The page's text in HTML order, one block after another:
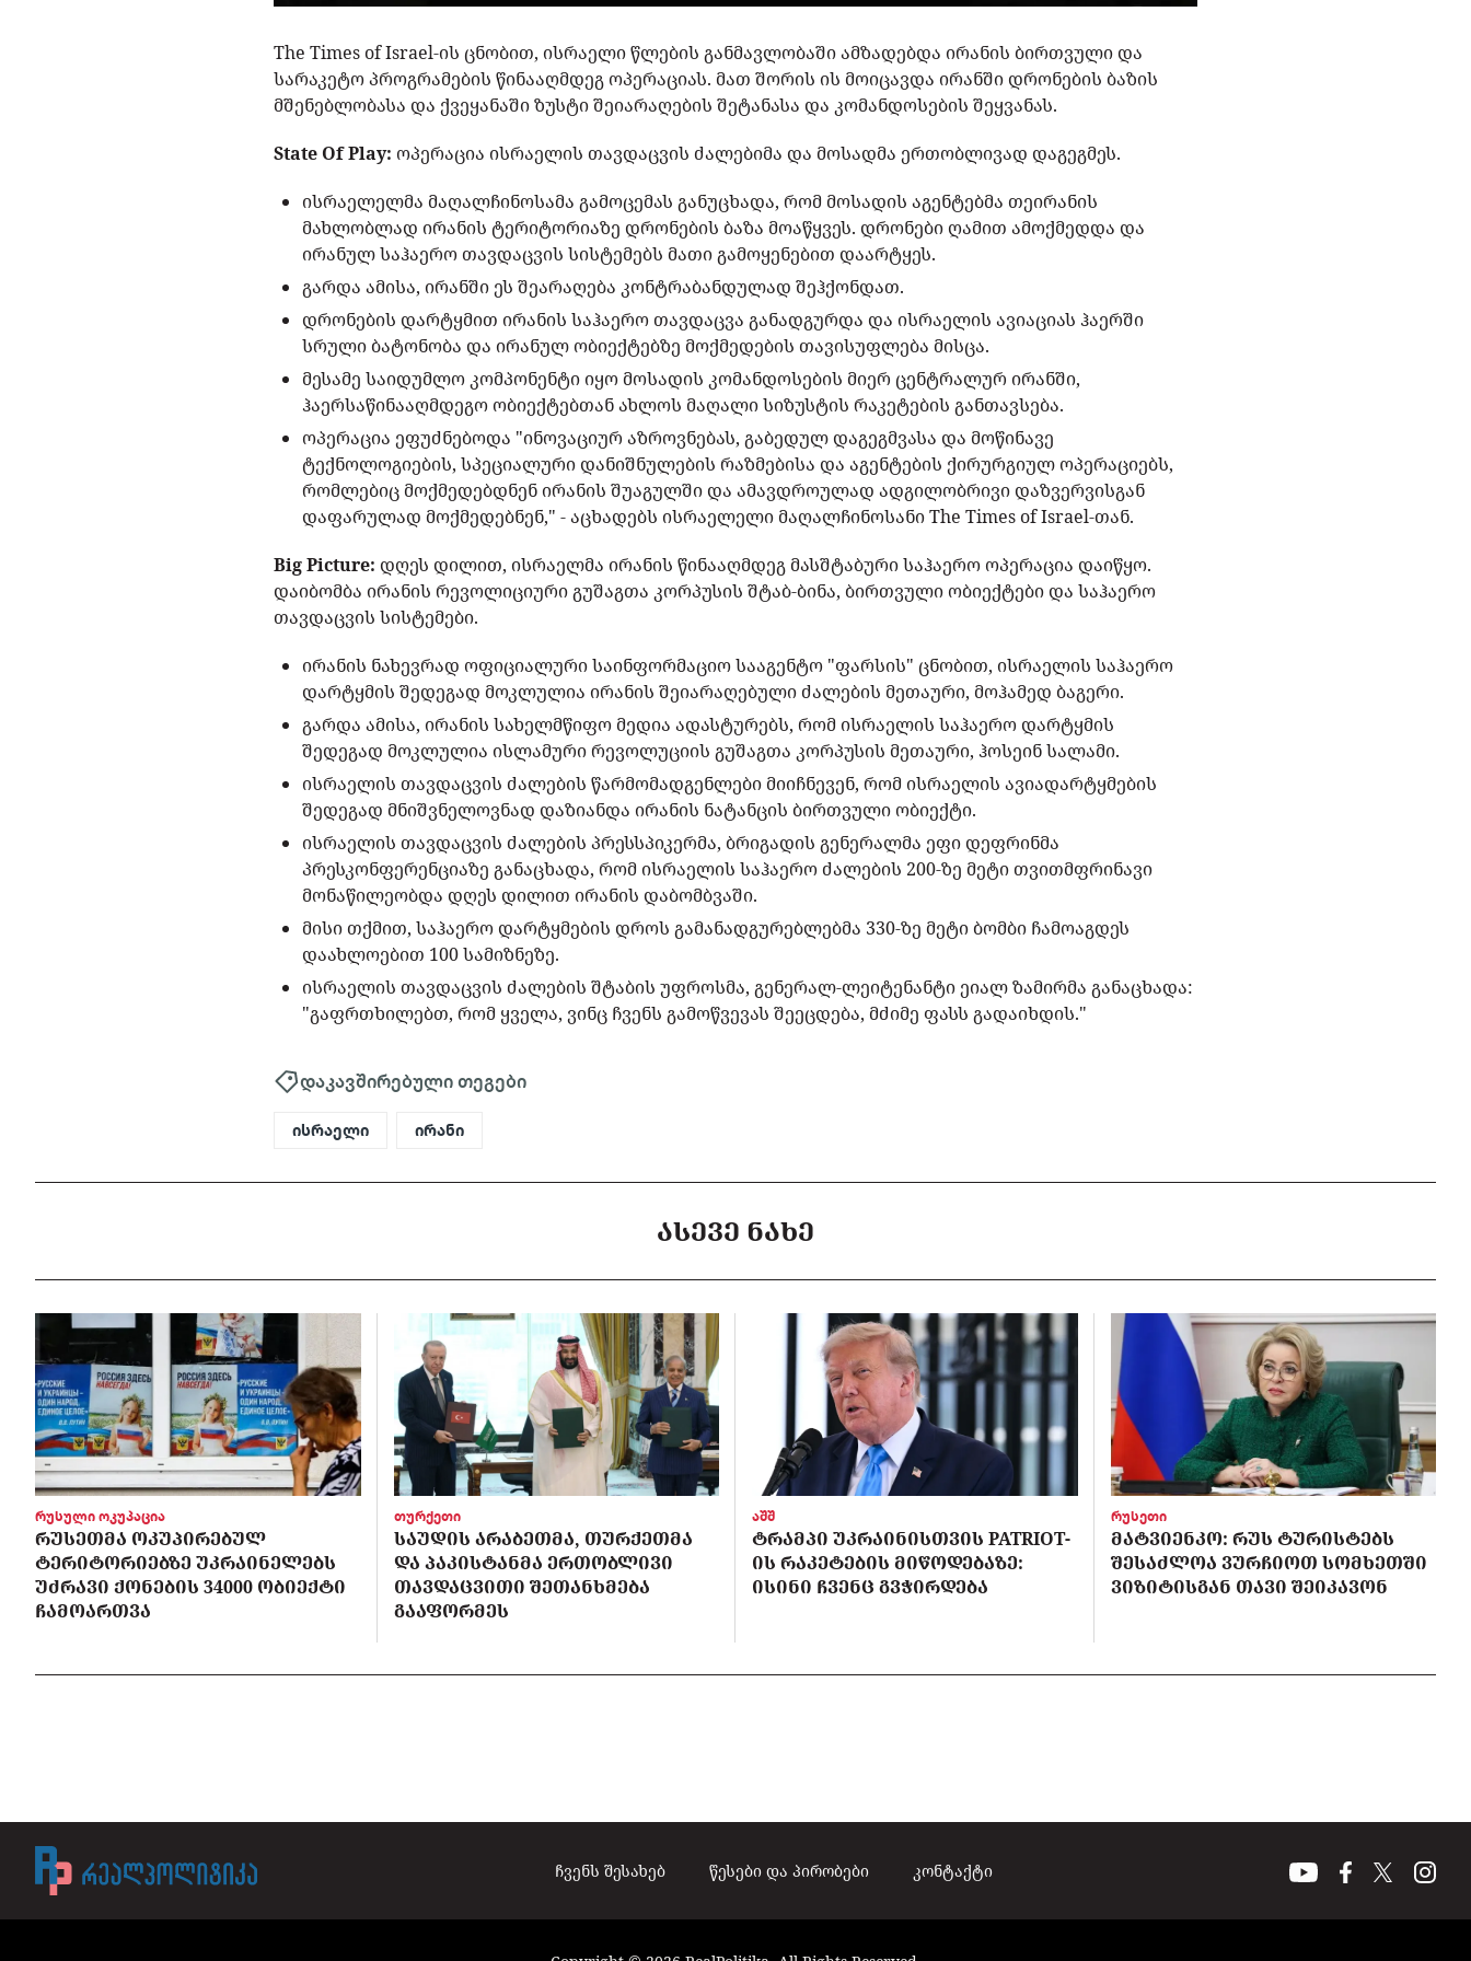
The Times of Israel-ის ცნობით, ისრაელი წლების განმავლობაში ამზადებდა ირანის ბირთვული და
სარაკეტო პროგრამების წინააღმდეგ ოპერაციას. მათ შორის ის მოიცავდა ირანში დრონების ბაზის
მშენებლობასა და ქვეყანაში ზუსტი შეიარაღების შეტანასა და კომანდოსების შეყვანას.
State Of Play: ოპერაცია ისრაელის თავდაცვის ძალებიმა და მოსადმა ერთობლივად დაგეგმეს.
ისრაელელმა მაღალჩინოსამა გამოცემას განუცხადა, რომ მოსადის აგენტებმა თეირანის
მახლობლად ირანის ტერიტორიაზე დრონების ბაზა მოაწყვეს. დრონები ღამით ამოქმედდა და
ირანულ საჰაერო თავდაცვის სისტემებს მათი გამოყენებით დაარტყეს.
გარდა ამისა, ირანში ეს შეარაღება კონტრაბანდულად შეჰქონდათ.
დრონების დარტყმით ირანის საჰაერო თავდაცვა განადგურდა და ისრაელის ავიაციას ჰაერში
სრული ბატონობა და ირანულ ობიექტებზე მოქმედების თავისუფლება მისცა.
მესამე საიდუმლო კომპონენტი იყო მოსადის კომანდოსების მიერ ცენტრალურ ირანში,
ჰაერსაწინააღმდეგო ობიექტებთან ახლოს მაღალი სიზუსტის რაკეტების განთავსება.
ოპერაცია ეფუძნებოდა "ინოვაციურ აზროვნებას, გაბედულ დაგეგმვასა და მოწინავე
ტექნოლოგიების, სპეციალური დანიშნულების რაზმებისა და აგენტების ქირურგიულ ოპერაციებს,
რომლებიც მოქმედებდნენ ირანის შუაგულში და ამავდროულად ადგილობრივი დაზვერვისგან
დაფარულად მოქმედებნენ," - აცხადებს ისრაელელი მაღალჩინოსანი The Times of Israel-თან.
Big Picture: დღეს დილით, ისრაელმა ირანის წინააღმდეგ მასშტაბური საჰაერო ოპერაცია დაიწყო.
დაიბომბა ირანის რევოლიციური გუშაგთა კორპუსის შტაბ-ბინა, ბირთვული ობიექტები და საჰაერო
თავდაცვის სისტემები.
ირანის ნახევრად ოფიციალური საინფორმაციო სააგენტო "ფარსის" ცნობით, ისრაელის საჰაერო
დარტყმის შედეგად მოკლულია ირანის შეიარაღებული ძალების მეთაური, მოჰამედ ბაგერი.
გარდა ამისა, ირანის სახელმწიფო მედია ადასტურებს, რომ ისრაელის საჰაერო დარტყმის
შედეგად მოკლულია ისლამური რევოლუციის გუშაგთა კორპუსის მეთაური, ჰოსეინ სალამი.
ისრაელის თავდაცვის ძალების წარმომადგენლები მიიჩნევენ, რომ ისრაელის ავიადარტყმების
შედეგად მნიშვნელოვნად დაზიანდა ირანის ნატანცის ბირთვული ობიექტი.
ისრაელის თავდაცვის ძალების პრესსპიკერმა, ბრიგადის გენერალმა ეფი დეფრინმა
პრესკონფერენციაზე განაცხადა, რომ ისრაელის საჰაერო ძალების 200-ზე მეტი თვითმფრინავი
მონაწილეობდა დღეს დილით ირანის დაბომბვაში.
მისი თქმით, საჰაერო დარტყმების დროს გამანადგურებლებმა 330-ზე მეტი ბომბი ჩამოაგდეს
დაახლოებით 100 სამიზნეზე.
ისრაელის თავდაცვის ძალების შტაბის უფროსმა, გენერალ-ლეიტენანტი ეიალ ზამირმა განაცხადა:
"გაფრთხილებთ, რომ ყველა, ვინც ჩვენს გამოწვევას შეეცდება, მძიმე ფასს გადაიხდის."
დაკავშირებული თეგები
ისრაელი ირანი
ᲐᲡᲔᲕᲔ ᲜᲐᲮᲔ
რუსული ოკუპაცია
ᲠᲣᲡᲔᲗᲛᲐ ᲝᲙᲣᲞᲘᲠᲔᲑᲣᲚ
ᲢᲔᲠᲘᲢᲝᲠᲘᲔᲑᲖᲔ ᲣᲙᲠᲐᲘᲜᲔᲚᲔᲑᲡ
ᲣᲫᲠᲐᲕᲘ ᲥᲝᲜᲔᲑᲘᲡ 34000 ᲝᲑᲘᲔᲥᲢᲘ
ᲩᲐᲛᲝᲐᲠᲗᲕᲐ
თურქეთი
ᲡᲐᲣᲓᲘᲡ ᲐᲠᲐᲑᲔᲗᲛᲐ, ᲗᲣᲠᲥᲔᲗᲛᲐ
ᲓᲐ ᲞᲐᲙᲘᲡᲢᲐᲜᲛᲐ ᲔᲠᲗᲝᲑᲚᲘᲕᲘ
ᲗᲐᲕᲓᲐᲪᲕᲘᲗᲘ ᲨᲔᲗᲐᲜᲮᲛᲔᲑᲐ
ᲒᲐᲐᲤᲝᲠᲛᲔᲡ
აშშ
ᲢᲠᲐᲛᲞᲘ ᲣᲙᲠᲐᲘᲜᲘᲡᲗᲕᲘᲡ PATRIOT-
ᲘᲡ ᲠᲐᲙᲔᲢᲔᲑᲘᲡ ᲛᲘᲬᲝᲓᲔᲑᲐᲖᲔ:
ᲘᲡᲘᲜᲘ ᲩᲕᲔᲜᲪ ᲒᲕᲭᲘᲠᲓᲔᲑᲐ
რუსეთი
ᲛᲐᲢᲕᲘᲔᲜᲙᲝ: ᲠᲣᲡ ᲢᲣᲠᲘᲡᲢᲔᲑᲡ
ᲨᲔᲡᲐᲫᲚᲝᲐ ᲕᲣᲠᲩᲘᲝᲗ ᲡᲝᲛᲮᲔᲗᲨᲘ
ᲕᲘᲖᲘᲢᲘᲡᲒᲐᲜ ᲗᲐᲕᲘ ᲨᲔᲘᲙᲐᲕᲝᲜ
ჩვენს შესახებ წესები და პირობები კონტაქტი